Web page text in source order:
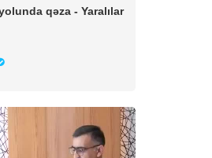
qəza - Yaralılar